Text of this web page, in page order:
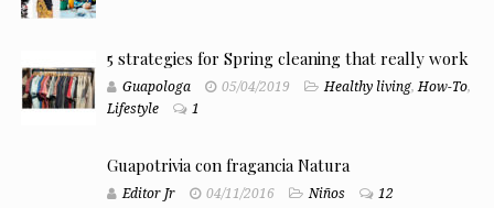
5 strategies for Spring cleaning that really work
Guapologa 05/04/2019 Healthy living,How-To,
Lifestyle
1
Guapotrivia con fragancia Natura
Editor Jr 04/11/2016 Niños 12